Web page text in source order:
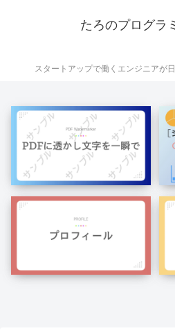
たろのプログラ
スタートアップで働くエンジニアが